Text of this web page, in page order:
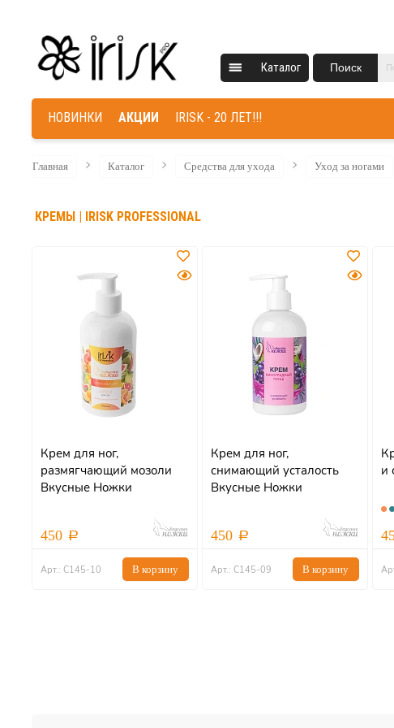
Каталог Поиск
НОВИНКИ АКЦИИ IRISK - 20 ЛЕТ!!!
Главная Каталог Средства для ухода Уход за ногами
КРЕМЫ | IRISK PROFESSIONAL
Крем для ног,
размягчающий мозоли
Вкусные Ножки
450
Арт.: С145-10 В корзину
Крем для ног,
снимающий усталость
Вкусные Ножки
450
Арт.: С145-09 В корзину
и